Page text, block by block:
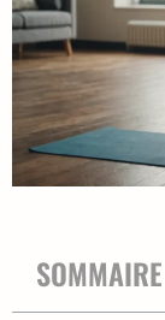
SOMMAIRE